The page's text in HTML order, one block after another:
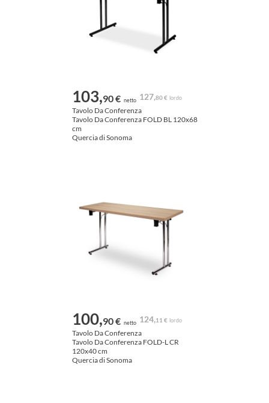
103,90 € netto 127,80 € lordo
Tavolo Da Conferenza
Tavolo Da Conferenza FOLD BL 120x68
cm
Quercia di Sonoma
100,90 € netto 124,11 € lordo
Tavolo Da Conferenza
Tavolo Da Conferenza FOLD-L CR
120x40 cm
Quercia di Sonoma